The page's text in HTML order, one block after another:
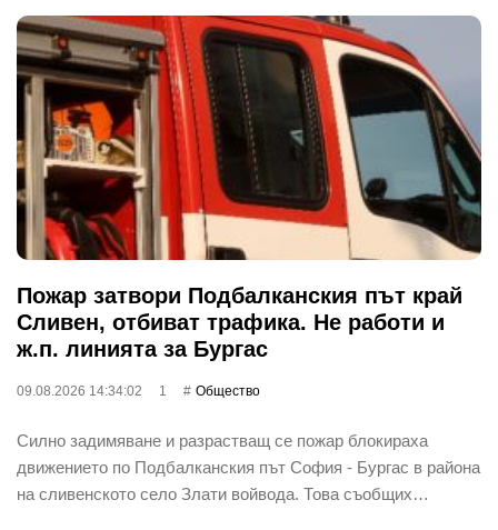
Пожар затвори Подбалканския път край
Сливен, отбиват трафика. Не работи и
ж.п. линията за Бургас
09.08.2026 14:34:02 1 Общество
Силно задимяване и разрастващ се пожар блокираха
движението по Подбалканския път София - Бургас в района
на сливенското село Злати войвода. Това съобщих…